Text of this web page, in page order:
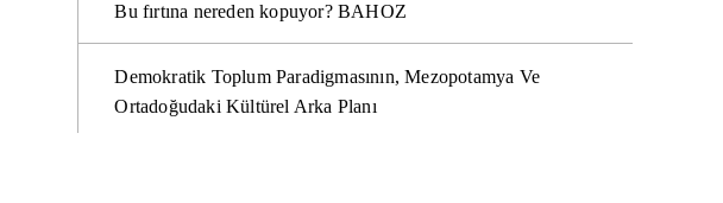
Bu fırtına nereden kopuyor? BAHOZ
Demokratik Toplum Paradigmasının, Mezopotamya Ve
Ortadoğudaki Kültürel Arka Planı